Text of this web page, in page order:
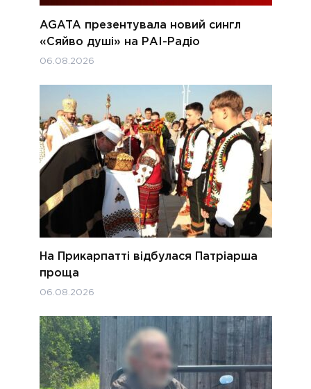
AGATA презентувала новий сингл
«Сяйво душі» на РАІ-Радіо
06.08.2026
На Прикарпатті відбулася Патріарша
проща
06.08.2026